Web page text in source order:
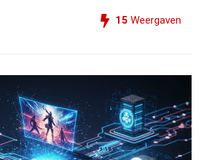
15 Weergaven